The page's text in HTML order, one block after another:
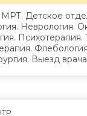
МРТ. Детское
Неврология.
Психотерапия.
Выезд